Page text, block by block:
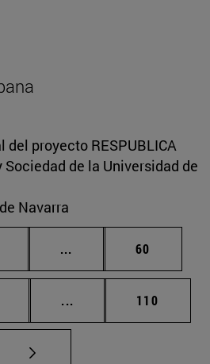
proyecto RESPUBLICA
de la Universidad de
Navarra
... Páginas intermedias
Página
60
... Páginas intermedias
Página
110